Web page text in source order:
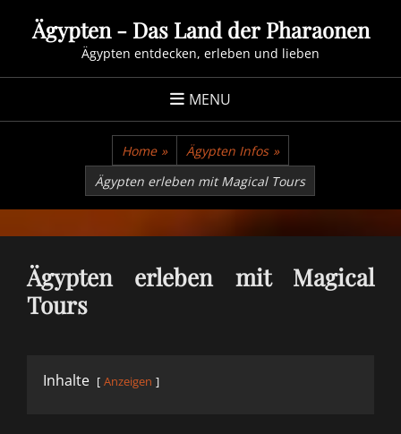
Ägypten - Das Land der Pharaonen
Ägypten entdecken, erleben und lieben
MENU
Home » Ägypten Infos »
Ägypten erleben mit Magical Tours
Ägypten erleben mit Magical
Tours
Inhalte Anzeigen